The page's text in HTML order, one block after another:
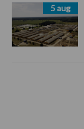
5 aug